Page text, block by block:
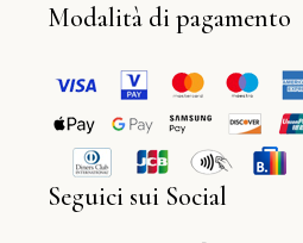
Modalità di pagamento
Seguici sui Social